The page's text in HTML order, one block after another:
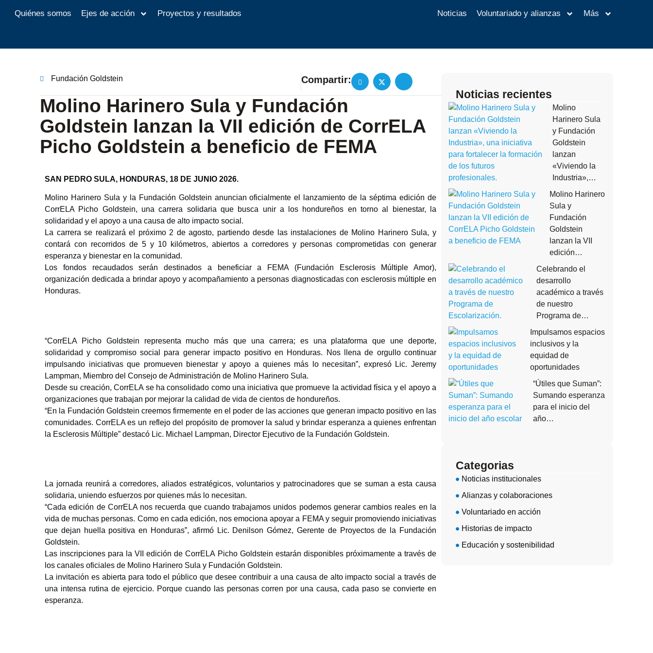
Quiénes somos Ejes de acción Proyectos y resultados Noticias Voluntariado y alianzas Más
Fundación Goldstein Compartir:
Molino Harinero Sula y Fundación
Goldstein lanzan la VII edición de CorrELA
Picho Goldstein a beneficio de FEMA
SAN PEDRO SULA, HONDURAS, 18 DE JUNIO 2026.
Molino Harinero Sula y la Fundación Goldstein anuncian oficialmente el lanzamiento de la séptima edición de
CorrELA Picho Goldstein, una carrera solidaria que busca unir a los hondureños en torno al bienestar, la
solidaridad y el apoyo a una causa de alto impacto social.
La carrera se realizará el próximo 2 de agosto, partiendo desde las instalaciones de Molino Harinero Sula, y
contará con recorridos de 5 y 10 kilómetros, abiertos a corredores y personas comprometidas con generar
esperanza y bienestar en la comunidad.
Los fondos recaudados serán destinados a beneficiar a FEMA (Fundación Esclerosis Múltiple Amor),
organización dedicada a brindar apoyo y acompañamiento a personas diagnosticadas con esclerosis múltiple en
Honduras.
“CorrELA Picho Goldstein representa mucho más que una carrera; es una plataforma que une deporte,
solidaridad y compromiso social para generar impacto positivo en Honduras. Nos llena de orgullo continuar
impulsando iniciativas que promueven bienestar y apoyo a quienes más lo necesitan”, expresó Lic. Jeremy
Lampman, Miembro del Consejo de Administración de Molino Harinero Sula.
Desde su creación, CorrELA se ha consolidado como una iniciativa que promueve la actividad física y el apoyo a
organizaciones que trabajan por mejorar la calidad de vida de cientos de hondureños.
“En la Fundación Goldstein creemos firmemente en el poder de las acciones que generan impacto positivo en las
comunidades. CorrELA es un reflejo del propósito de promover la salud y brindar esperanza a quienes enfrentan
la Esclerosis Múltiple” destacó Lic. Michael Lampman, Director Ejecutivo de la Fundación Goldstein.
La jornada reunirá a corredores, aliados estratégicos, voluntarios y patrocinadores que se suman a esta causa
solidaria, uniendo esfuerzos por quienes más lo necesitan.
“Cada edición de CorrELA nos recuerda que cuando trabajamos unidos podemos generar cambios reales en la
vida de muchas personas. Como en cada edición, nos emociona apoyar a FEMA y seguir promoviendo iniciativas
que dejan huella positiva en Honduras”, afirmó Lic. Denilson Gómez, Gerente de Proyectos de la Fundación
Goldstein.
Las inscripciones para la VII edición de CorrELA Picho Goldstein estarán disponibles próximamente a través de
los canales oficiales de Molino Harinero Sula y Fundación Goldstein.
La invitación es abierta para todo el público que desee contribuir a una causa de alto impacto social a través de
una intensa rutina de ejercicio. Porque cuando las personas corren por una causa, cada paso se convierte en
esperanza.
Noticias recientes
Molino
Harinero Sula
y Fundación
Goldstein
lanzan
«Viviendo la
Industria»,…
Molino Harinero
Sula y
Fundación
Goldstein
lanzan la VII
edición…
Celebrando el
desarrollo
académico a través
de nuestro
Programa de…
Impulsamos espacios
inclusivos y la
equidad de
oportunidades
“Útiles que Suman”:
Sumando esperanza
para el inicio del
año…
Categorias
Noticias institucionales
Alianzas y colaboraciones
Voluntariado en acción
Historias de impacto
Educación y sostenibilidad